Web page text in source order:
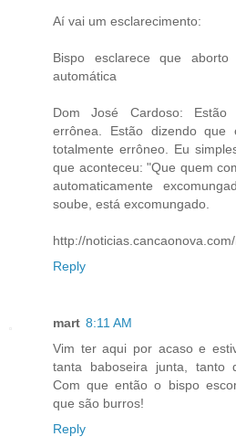
Aí vai um esclarecimento:
Bispo esclarece que
automática
Dom José Cardoso: Estão
errônea. Estão dizendo
totalmente errôneo. Eu
que aconteceu: "Que quem
automaticamente
soube, está excomungado.
http://
Reply
mart 8:11 AM
Vim ter aqui por acaso e
tanta baboseira junta, tanto
Com que então o bispo
que são burros!
Reply